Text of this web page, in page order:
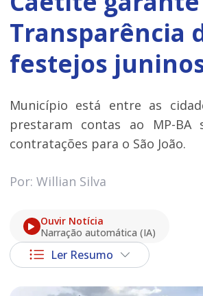
Transparência
festejos
Município está entre as
prestaram contas ao MP-BA
contratações para o São João.
Por: Willian Silva
Ouvir Notícia
Narração automática (IA)
Ler Resumo